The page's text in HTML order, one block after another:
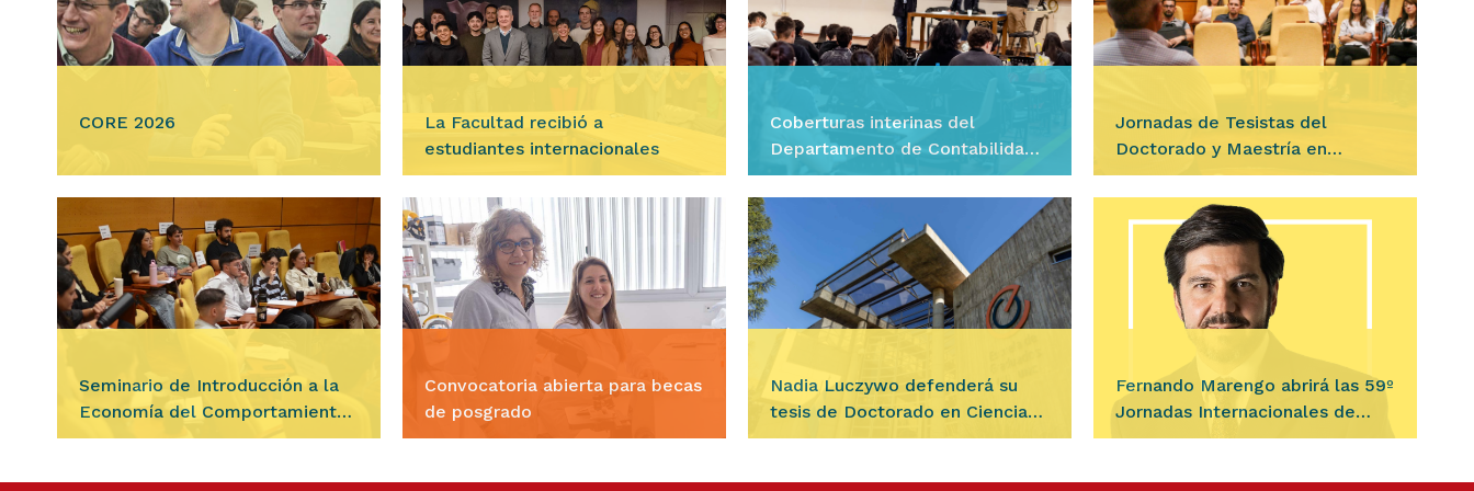
TALLER TRANSVERSAL
. Introducción al Plan de Negocios. Plan Operativo.
CORE 2026
Los días viernes 7 y sábado 8 de
agosto, la Facultad de Ciencias
Económicas llevará a cabo a una
nueva edición del Córdoba
Economics Annual…
La Facultad recibió a
estudiantes internacionales
En la mañana del miércoles 5 de
agosto, la Facultad le dio la
bienvenida a 23 estudiantes
internacionales que realizarán una
estancia académica durante…
Ingresar
Coberturas interinas del
Departamento de Contabilidad y
Ciencias Jurídicas
El Departamento de Contabilidad y
Ciencias Jurídicas de nuestra
Facultad llama a inscripción de
aspirantes para las coberturas
interinas de los siguientes…
Jornadas de Tesistas del
Doctorado y Maestría en
Demografía
Durante los días 11, 12 y 13 de
agosto, se desarrollarán las
Jornadas de Tesistas del Doctorado
y Maestría en Demografía, un
espacio destinado a la…
Ingresar
Seminario de Introducción a la
Economía del Comportamiento
y Experimental
Convocatoria abierta para becas
de posgrado
Nadia Luczywo defenderá su
tesis de Doctorado en Ciencias
Económicas
Fernando Marengo abrirá las 59º
Jornadas Internacionales de
Finanzas Públicas